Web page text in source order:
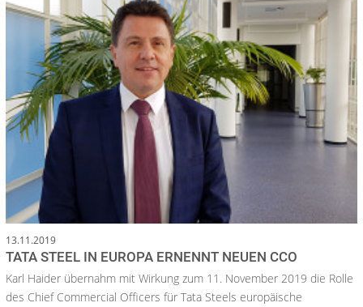
13.11.2019
TATA STEEL IN EUROPA ERNENNT NEUEN CCO
Karl Haider übernahm mit Wirkung zum 11. November 2019 die Rolle
des Chief Commercial Officers für Tata Steels europäische